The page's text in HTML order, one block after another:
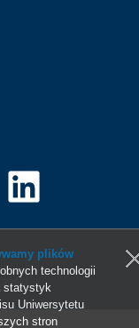
plików
technologii
statystyk
Uniwersytetu
stron